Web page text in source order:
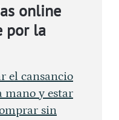
online
por la
el cansancio
mano y estar
sin